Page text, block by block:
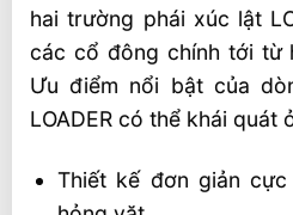
hai trường phái xúc lật
các cổ đông chính tới từ
Ưu điểm nổi bật của
LOADER có thể khái quát
Thiết kế đơn giản